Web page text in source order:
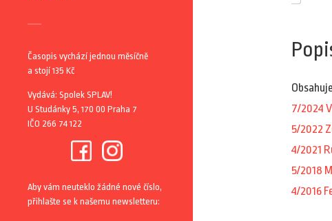
Časopis vychází jednou měsíčně
a stojí 135 Kč
Vydává: Spolek SPLAV!
U Studánky 5, 170 00 Praha 7
IČO 266 74 122
Aby vám neuteklo žádné nové číslo,
přihlašte se k našemu newsletteru:
7/2024
5/2022
4/2021
5/2018
4/2016